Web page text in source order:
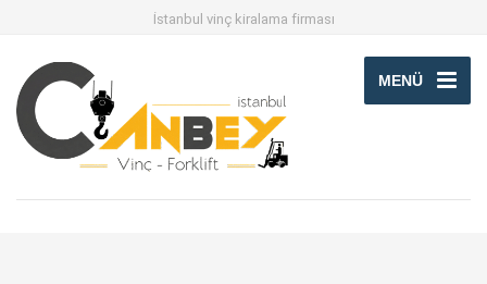
İstanbul vinç kiralama firması
MENÜ